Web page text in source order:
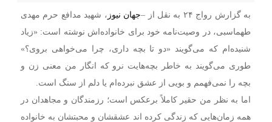
به گزارش رواج ۲۴ به نقل از – جهان نیوز ، شهید مدافع حرم مهدی
طهماسبی، در وصیت‌نامه خود برای خانواده‌اش نوشته است: «زیاد
شنیده‌ام که می‌گویند «دو تا بچه داری، چرا می‌خواهی بروی؟»
طوری می‌گویند به خاطر بچه‌هایت نرو که انگار من معنی زن و
بچه را نمی‌فهمم و بویی از عشق نبرده‌ام یا دلم از سنگ است.
اما به نظر من حقیر کاملاً برعکس است؛ رزمندگان و مجاهدان در
همه زمان‌هایی که زندگی کرده اند عشقشان و محبتشان به خانواده